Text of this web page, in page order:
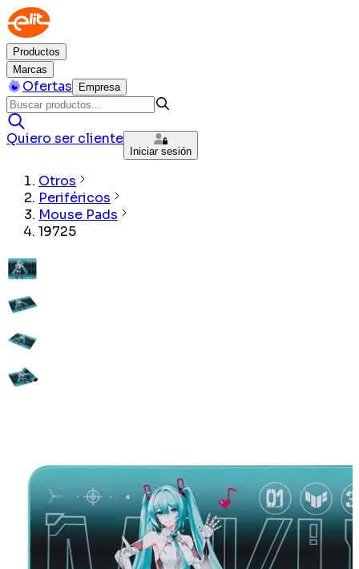
Productos
Marcas
Ofertas Empresa
Quiero ser cliente
Iniciar sesión
Otros
Periféricos
Mouse Pads
19725